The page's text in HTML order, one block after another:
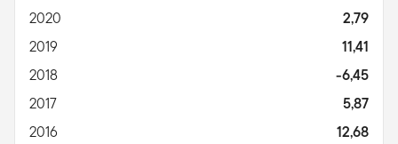
2020
2,79
2019
11,41
2018
-6,45
2017
5,87
2016
12,68